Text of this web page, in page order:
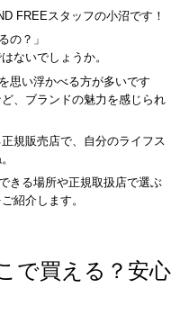
FREEスタッフの小沼です！
の？」
ないでしょうか。
思い浮かべる方が多いです
、ブランドの魅力を感じられ
規販売店で、自分のライフス
きる場所や正規取扱店で選ぶ
紹介します。
で買える？安心